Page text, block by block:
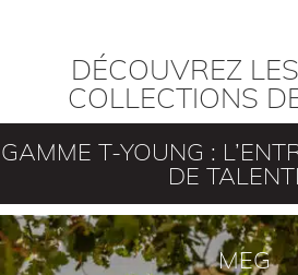
DÉCOUVREZ
COLLECTIONS
GAMME T-YOUNG :
DE TALENTI
MEG